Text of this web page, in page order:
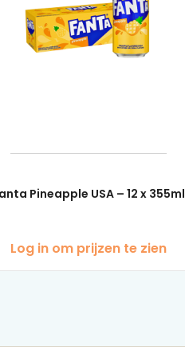
Pineapple USA – 12 x 355ml
Log in om prijzen te zien